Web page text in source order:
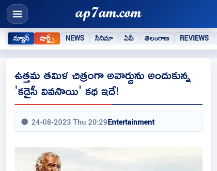
న్యూస్ షార్ట్స్ NEWS సినిమా ఏపీ తెలంగాణ REVIEWS
ఉత్తమ తమిళ చిత్రంగా అవార్డును అందుకున్న
'కడైసీ వివసాయి' కథ ఇదే!
24-08-2023 Thu 20:29Entertainment